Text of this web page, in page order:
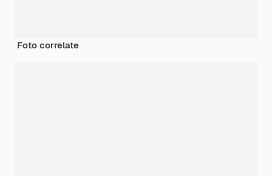
Foto correlate